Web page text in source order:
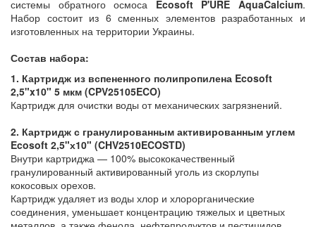
системы обратного осмоса Ecosoft P'URE AquaCalcium.
Набор состоит из 6 сменных элементов разработанных и
изготовленных на территории Украины.
Состав набора:
1. Картридж из вспененного полипропилена Ecosoft
2,5"x10" 5 мкм (CPV25105ECO)
Картридж для очистки воды от механических загрязнений.
2. Картридж с гранулированным активированным углем
Ecosoft 2,5"х10" (CHV2510ECOSTD)
Внутри картриджа — 100% высококачественный
гранулированный активированный уголь из скорлупы
кокосовых орехов.
Картридж удаляет из воды хлор и хлорорганические
соединения, уменьшает концентрацию тяжелых и цветных